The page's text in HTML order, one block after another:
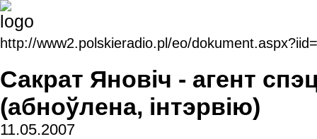
http://www2.polskieradio.pl/eo/
Сакрат Яновіч - агент
(абноўлена, інтэрвію)
11.05.2007